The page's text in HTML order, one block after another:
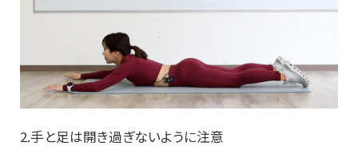
2.手と足は開き過ぎないように注意